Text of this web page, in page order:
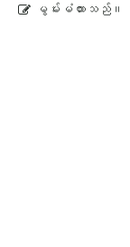
မွမ်းမံထားသည်။